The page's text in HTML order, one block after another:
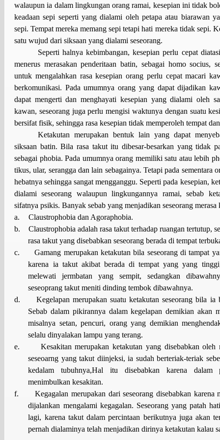
walaupun ia dalam lingkungan orang ramai, kesepian ini tidak
keadaan sepi seperti yang dialami oleh petapa atau biarawan
sepi. Tempat mereka memang sepi tetapi hati mereka tidak sepi.
satu wujud dari siksaan yang dialami seseorang.
Seperti halnya kebimbangan, kesepian perlu cepat
menerus merasakan penderitaan batin, sebagai homo socius,
untuk mengalahkan rasa kesepian orang perlu cepat macari
berkomunikasi. Pada umumnya orang yang dapat dijadikan
dapat mengerti dan menghayati kesepian yang dialami oleh
kawan, seseorang juga perlu mengisi waktunya dengan suatu
bersifat fisik, sehingga rasa kesepian tidak memperoleh tempat
Ketakutan merupakan bentuk lain yang dapat
siksaan batin. Bila rasa takut itu dibesar-besarkan yang tidak
sebagai phobia. Pada umumnya orang memiliki satu atau lebih
tikus, ular, serangga dan lain sebagainya. Tetapi pada sementara
hebatnya sehingga sangat mengganggu. Seperti pada kesepian,
dialami seseorang walaupun lingkungannya ramai, sebab
sifatnya psikis. Banyak sebab yang menjadikan seseorang merasa
a.
Claustrophobia dan Agoraphobia.
b.
Claustrophobia adalah rasa takut terhadap ruangan tertutup,
rasa takut yang disebabkan seseorang berada di tempat
c.
Gamang merupakan ketakutan bila seseorang di tampat
karena ia takut akibat berada di tempat yang yang
melewati jermbatan yang sempit, sedangkan
seseoprang takut meniti dinding tembok dibawahnya.
d.
Kegelapan merupakan suatu ketakutan seseorang bila
Sebab dalam pikirannya dalam kegelapan demikian akan
misalnya setan, pencuri, orang yang demikian
selalu dinyalakan lampu yang terang.
e.
Kesakitan merupakan ketakutan yang disebabkan
seseoarng yang takut diinjeksi, ia sudah berteriak-teriak
kedalam tubuhnya,Hal itu disebabkan karena dalam
menimbulkan kesakitan.
f.
Kegagalan merupakan dari seseorang disebabkan karena
dijalankan mengalami kegagalan. Seseorang yang patah
lagi, karena takut dalam percintaan berikutnya juga akan
pernah dialaminya telah menjadikan dirinya ketakutan kalau